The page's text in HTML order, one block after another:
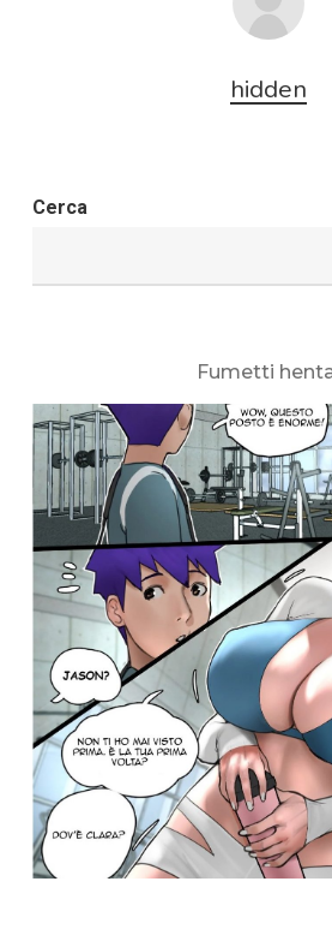
hidden
Cerca
Fumetti